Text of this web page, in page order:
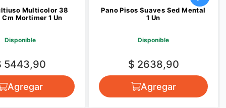
Multicolor 38
Mortimer 1 Un
Disponible
5443,90
Agregar
Pano Pisos Suaves Sed Mental
1 Un
Disponible
$ 2638,90
Agregar